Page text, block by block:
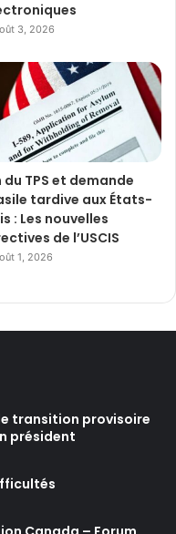
3, 2026
du TPS et demande
tardive aux États-
: Les nouvelles
de l’USCIS
1, 2026
transition provisoire
président